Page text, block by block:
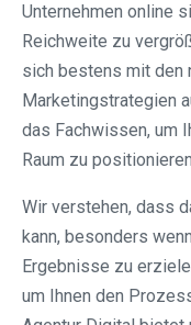
Unternehmen online
Reichweite zu
sich bestens mit den
Marketingstrategien
das Fachwissen, um
Raum zu
Wir verstehen, dass
kann, besonders
Ergebnisse zu
um Ihnen den